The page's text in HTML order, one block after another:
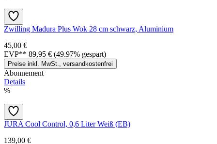
Zwilling Madura Plus Wok 28 cm schwarz, Aluminium
45,00 €
EVP** 89,95 € (49.97% gespart)
Preise inkl. MwSt., versandkostenfrei
Abonnement
Details
%
JURA Cool Control, 0,6 Liter Weiß (EB)
139,00 €